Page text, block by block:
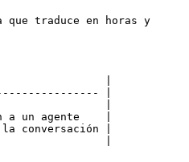
traduce en horas y
|
|
|
a un agente    |
conversación |
|